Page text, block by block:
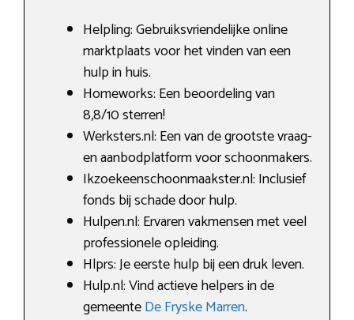
Helpling: Gebruiksvriendelijke online
marktplaats voor het vinden van een
hulp in huis.
Homeworks: Een beoordeling van
8,8/10 sterren!
Werksters.nl: Een van de grootste vraag-
en aanbodplatform voor schoonmakers.
Ikzoekeenschoonmaakster.nl: Inclusief
fonds bij schade door hulp.
Hulpen.nl: Ervaren vakmensen met veel
professionele opleiding.
Hlprs: Je eerste hulp bij een druk leven.
Hulp.nl: Vind actieve helpers in de
gemeenteDe Fryske Marren.